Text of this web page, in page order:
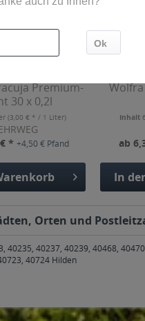
Premium-
30 x 0,2l
(3,00 € * / 1 Liter)
€ *+4,50 € Pfand
Inhalt
ab
In
Orten und
40237, 40239, 40468,
40724 Hilden